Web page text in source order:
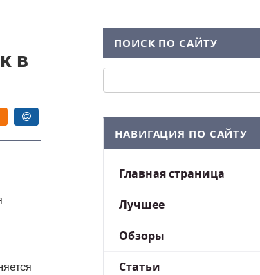
в
ПОИСК ПО САЙТУ
НАВИГАЦИЯ ПО САЙТУ
Главная страница
Лучшее
Обзоры
Статьи